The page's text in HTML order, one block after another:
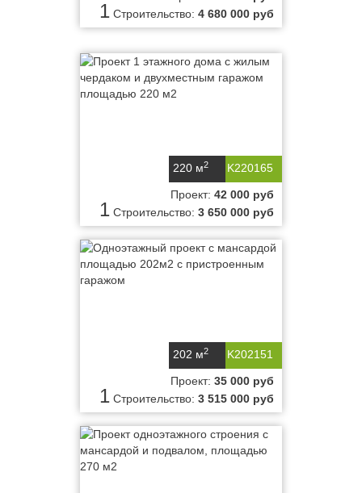
1 Строительство: 4 680 000 руб
K220165
220 м2
1
Проект: 42 000 руб
Строительство: 3 650 000 руб
K202151
202 м2
1
Проект: 35 000 руб
Строительство: 3 515 000 руб